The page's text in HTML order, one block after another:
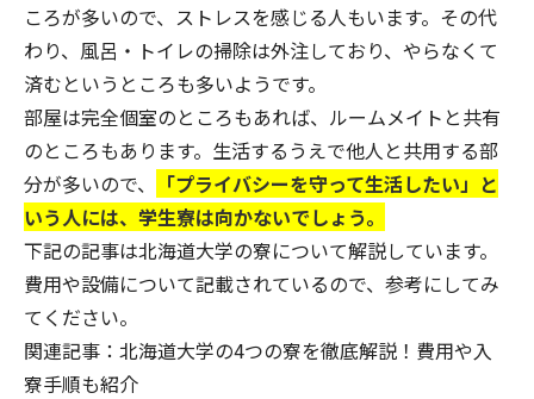
ころが多いので、ストレスを感じる人もいます。その代
わり、風呂・トイレの掃除は外注しており、やらなくて
済むというところも多いようです。
部屋は完全個室のところもあれば、ルームメイトと共有
のところもあります。生活するうえで他人と共用する部
分が多いので、
「プライバシーを守って生活したい」と
いう人には、学生寮は向かないでしょう。
下記の記事は北海道大学の寮について解説しています。
費用や設備について記載されているので、参考にしてみ
てください。
関連記事： 北海道大学の4つの寮を徹底解説！費用や入
寮手順も紹介